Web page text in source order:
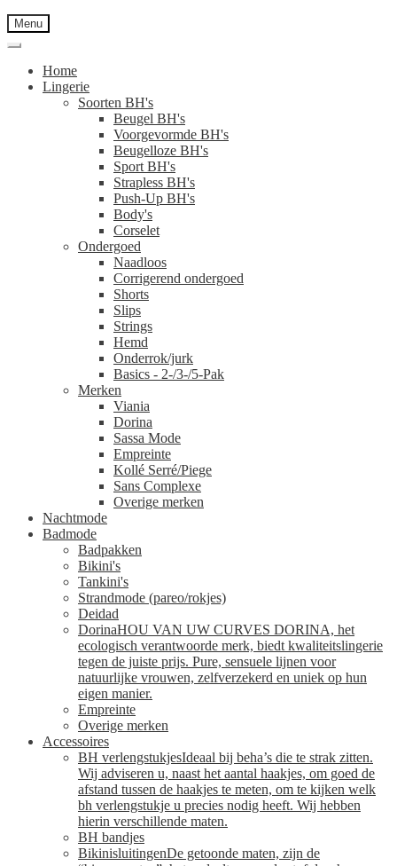
Menu
Home
Lingerie
Soorten BH's
Beugel BH's
Voorgevormde BH's
Beugelloze BH's
Sport BH's
Strapless BH's
Push-Up BH's
Body's
Corselet
Ondergoed
Naadloos
Corrigerend ondergoed
Shorts
Slips
Strings
Hemd
Onderrok/jurk
Basics - 2-/3-/5-Pak
Merken
Viania
Dorina
Sassa Mode
Empreinte
Kollé Serré/Piege
Sans Complexe
Overige merken
Nachtmode
Badmode
Badpakken
Bikini's
Tankini's
Strandmode (pareo/rokjes)
Deidad
DorinaHOU VAN UW CURVES DORINA, het
ecologisch verantwoorde merk, biedt kwaliteitslingerie
tegen de juiste prijs. Pure, sensuele lijnen voor
natuurlijke vrouwen, zelfverzekerd en uniek op hun
eigen manier.
Empreinte
Overige merken
Accessoires
BH verlengstukjesIdeaal bij beha’s die te strak zitten.
Wij adviseren u, naast het aantal haakjes, om goed de
afstand tussen de haakjes te meten, om te kijken welk
bh verlengstukje u precies nodig heeft. Wij hebben
hierin verschillende maten.
BH bandjes
BikinisluitingenDe getoonde maten, zijn de